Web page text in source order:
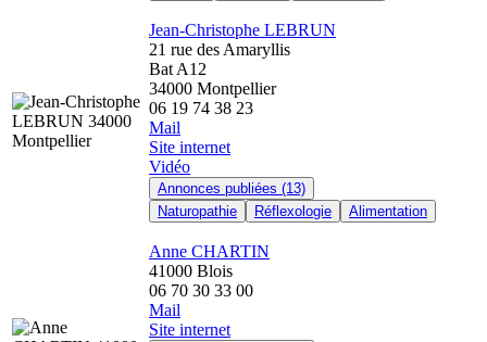
Jean-Christophe LEBRUN
21 rue des Amaryllis
Bat A12
34000 Montpellier
06 19 74 38 23
Mail
Site internet
Vidéo
Annonces publiées (13)
Naturopathie
Réflexologie Alimentation
Anne CHARTIN
41000 Blois
06 70 30 33 00
Mail
Site internet